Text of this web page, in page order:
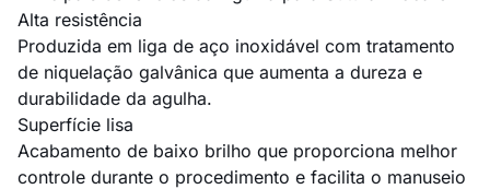
Alta resistência
Produzida em liga de aço inoxidável com tratamento
de niquelação galvânica que aumenta a dureza e
durabilidade da agulha.
Superfície lisa
Acabamento de baixo brilho que proporciona melhor
controle durante o procedimento e facilita o manuseio